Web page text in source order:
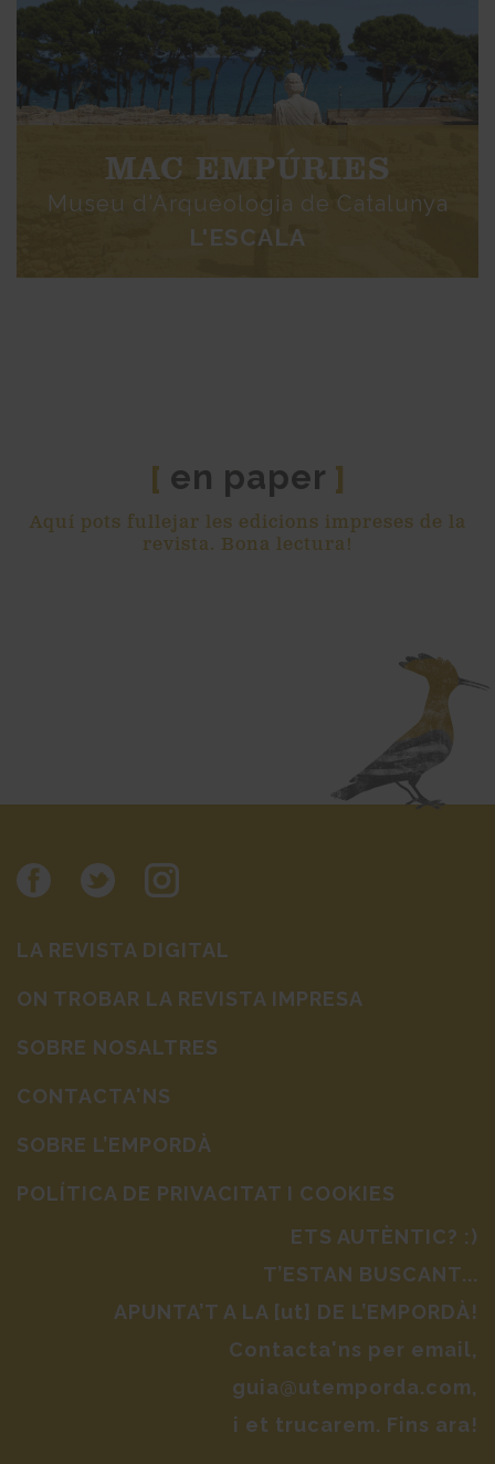
MAC EMPÚRIES
Museu d'Arqueologia de Catalunya
L'ESCALA
[ en paper ]
Aquí pots fullejar les edicions impreses de la
revista. Bona lectura!
LA REVISTA DIGITAL
ON TROBAR LA REVISTA IMPRESA
SOBRE NOSALTRES
CONTACTA'NS
SOBRE L’EMPORDÀ
POLÍTICA DE PRIVACITAT I COOKIES
ETS AUTÈNTIC? :)
T’ESTAN BUSCANT...
APUNTA’T A LA [ut] DE L’EMPORDÀ!
Contacta'ns per email,
guia@utemporda.com,
i et trucarem. Fins ara!